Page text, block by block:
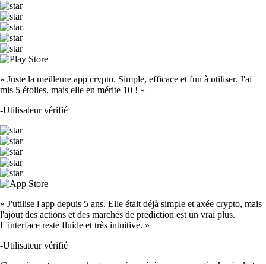
« Juste la meilleure app crypto. Simple, efficace et fun à utiliser. J'ai
mis 5 étoiles, mais elle en mérite 10 ! »
-Utilisateur vérifié
« J'utilise l'app depuis 5 ans. Elle était déjà simple et axée crypto, mais
l'ajout des actions et des marchés de prédiction est un vrai plus.
L'interface reste fluide et très intuitive. »
-Utilisateur vérifié